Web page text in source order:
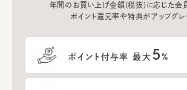
年間のお買い上げ金額(税抜)に応じた会員
ポイント還元率や特典がアップグレー
ポイント付与率 最大 5%